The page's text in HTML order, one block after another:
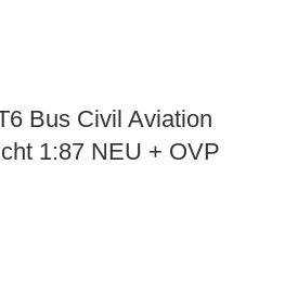
Bus Civil Aviation
1:87 NEU + OVP